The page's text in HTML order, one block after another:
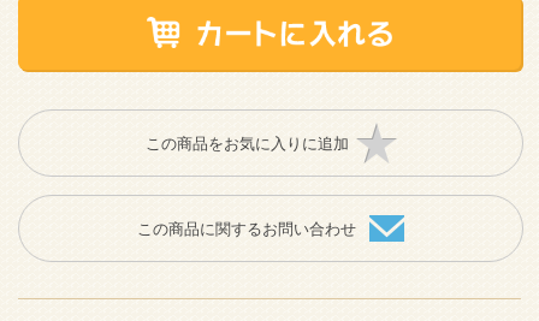
この商品をお気に入りに追加
この商品に関するお問い合わせ